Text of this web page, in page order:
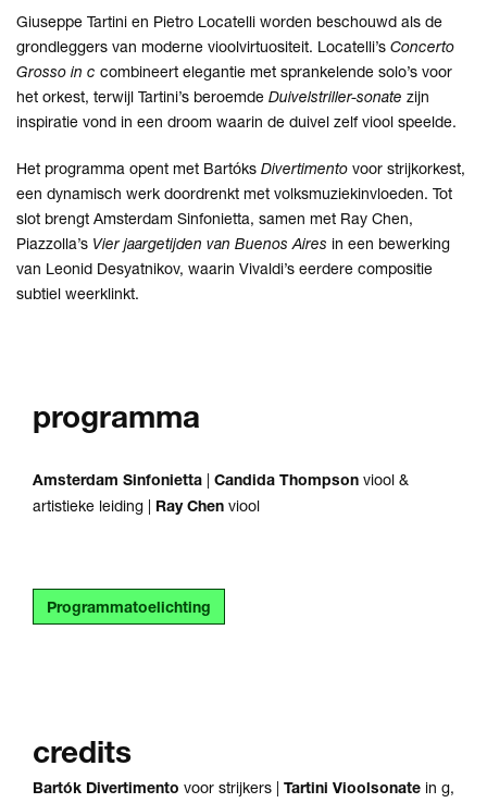
Giuseppe Tartini en Pietro Locatelli worden beschouwd als de
grondleggers van moderne vioolvirtuositeit. Locatelli’s Concerto
Grosso in c combineert elegantie met sprankelende solo’s voor
het orkest, terwijl Tartini’s beroemde Duivelstriller-sonate zijn
inspiratie vond in een droom waarin de duivel zelf viool speelde.
Het programma opent met Bartóks Divertimento voor strijkorkest,
een dynamisch werk doordrenkt met volksmuziekinvloeden. Tot
slot brengt Amsterdam Sinfonietta, samen met Ray Chen,
Piazzolla’s Vier jaargetijden van Buenos Aires in een bewerking
van Leonid Desyatnikov, waarin Vivaldi’s eerdere compositie
subtiel weerklinkt.
programma
Amsterdam Sinfonietta | Candida Thompson viool &
artistieke leiding | Ray Chen viool
Programmatoelichting
credits
Bartók Divertimento voor strijkers | Tartini Vioolsonate in g,